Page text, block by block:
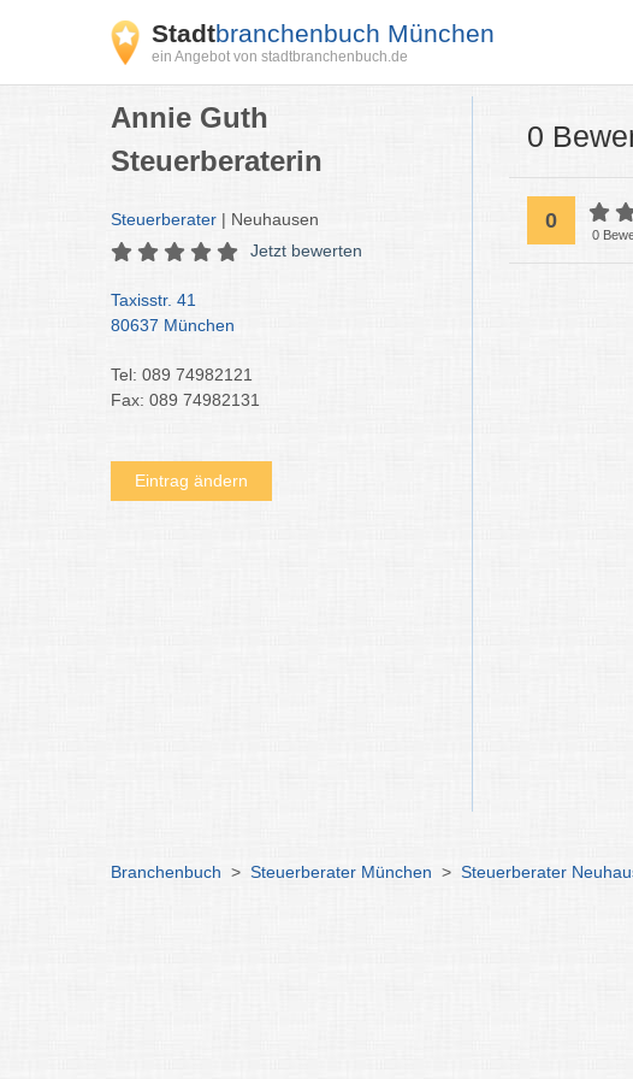
Stadtbranchenbuch München
ein Angebot von stadtbranchenbuch.de
Annie Guth
Steuerberaterin
Steuerberater | Neuhausen
Jetzt bewerten
Taxisstr. 41
80637 München
Tel: 089 74982121
Fax: 089 74982131
Eintrag ändern
0
0
0
Branchenbuch > Steuerberater München > Steuerberater